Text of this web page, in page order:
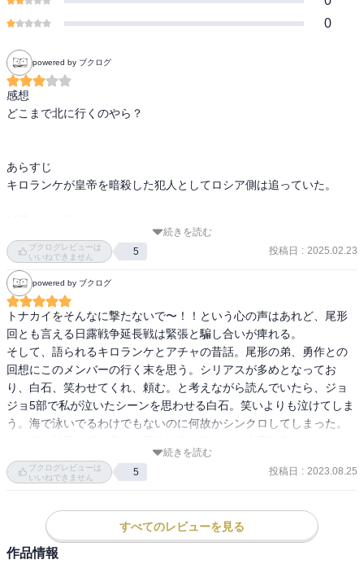
0
powered by ブクログ
感想
どこまで北に行くのやら？
あらすじ
キロランケが皇帝を暗殺した犯人としてロシア側は追っていた。
キロランケたちは亜港の監獄で皇帝暗殺首謀者のソフィアの奪還を
狙う。
続きを読む
ブクログレビューは
いいねできません
5 投稿日 : 2025.02.23
powered by ブクログ
トナカイをそんなに撃たないで〜！！という心の声はあれど、尾形
回とも言える日露戦争延長戦は緊張と騙し合いが痺れる。
そして、語られるキロランケとアチャの昔話。尾形の弟、勇作との
回想にこのメンバーの行く末を思う。シリアスが多めとなってお
り、白石、笑わせてくれ、頼む。と考えながら読んでいたら、ジョ
ジョ5部で私が泣いたシーンを思わせる白石。笑いよりも泣けてしま
う。海で泳いでるわけでもないのに何故かシンクロしてしまった。
けど、ここの一派は杉元&谷垣と月島&鯉登の絆に温まります。
巻末に向けて亜港監獄の状況が見えてくるので次巻への期待は相変
続きを読む
ブクログレビューは
いいねできません
5 投稿日 : 2023.08.25
すべてのレビューを見る
作品情報